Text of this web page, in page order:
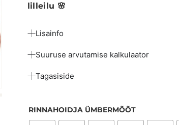
lilleilu 🌸
Lisainfo
Suuruse arvutamise kalkulaator
Tagasiside
RINNAHOIDJA ÜMBERMÕÕT